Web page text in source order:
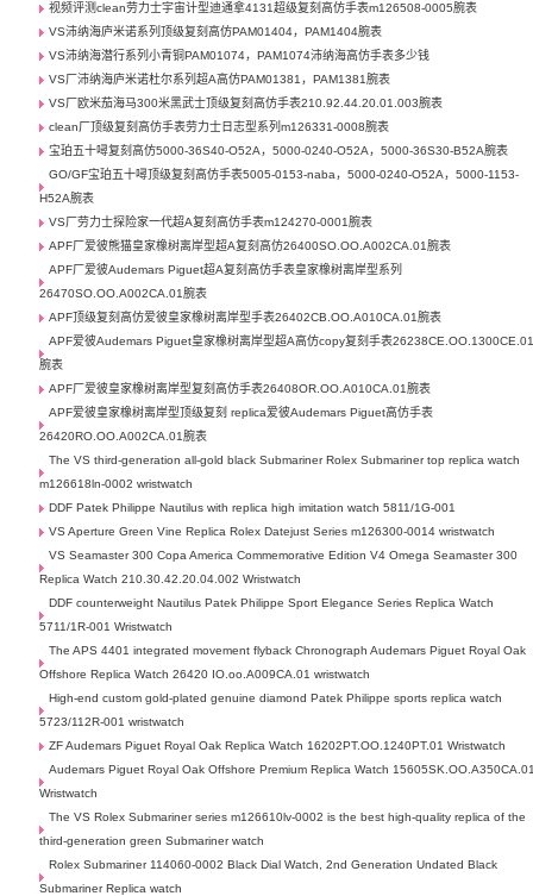
视频评测clean劳力士宇宙计型迪通拿4131超级复刻高仿手表m126508-0005腕表
VS沛纳海庐米诺系列顶级复刻高仿PAM01404，PAM1404腕表
VS沛纳海潜行系列小青铜PAM01074，PAM1074沛纳海高仿手表多少钱
VS厂沛纳海庐米诺杜尔系列超A高仿PAM01381，PAM1381腕表
VS厂欧米茄海马300米黑武士顶级复刻高仿手表210.92.44.20.01.003腕表
clean厂顶级复刻高仿手表劳力士日志型系列m126331-0008腕表
宝珀五十噚复刻高仿5000-36S40-O52A，5000-0240-O52A，5000-36S30-B52A腕表
GO/GF宝珀五十噚顶级复刻高仿手表5005-0153-naba，5000-0240-O52A，5000-1153-
H52A腕表
VS厂劳力士探险家一代超A复刻高仿手表m124270-0001腕表
APF厂爱彼熊猫皇家橡树离岸型超A复刻高仿26400SO.OO.A002CA.01腕表
APF厂爱彼Audemars Piguet超A复刻高仿手表皇家橡树离岸型系列
26470SO.OO.A002CA.01腕表
APF顶级复刻高仿爱彼皇家橡树离岸型手表26402CB.OO.A010CA.01腕表
APF爱彼Audemars Piguet皇家橡树离岸型超A高仿copy复刻手表
腕表
APF厂爱彼皇家橡树离岸型复刻高仿手表26408OR.OO.A010CA.01腕表
APF爱彼皇家橡树离岸型顶级复刻 replica爱彼Audemars Piguet高仿手表
26420RO.OO.A002CA.01腕表
The VS third-generation all-gold black Submariner Rolex Submariner top replica watch
m126618ln-0002 wristwatch
DDF Patek Philippe Nautilus with replica high imitation watch 5811/1G-001
VS Aperture Green Vine Replica Rolex Datejust Series m126300-0014 wristwatch
VS Seamaster 300 Copa America Commemorative Edition V4 Omega Seamaster 300
Replica Watch 210.30.42.20.04.002 Wristwatch
DDF counterweight Nautilus Patek Philippe Sport Elegance Series Replica Watch
5711/1R-001 Wristwatch
The APS 4401 integrated movement flyback Chronograph Audemars Piguet Royal Oak
Offshore Replica Watch 26420 IO.oo.A009CA.01 wristwatch
High-end custom gold-plated genuine diamond Patek Philippe sports replica watch
5723/112R-001 wristwatch
ZF Audemars Piguet Royal Oak Replica Watch 16202PT.OO.1240PT.01 Wristwatch
Audemars Piguet Royal Oak Offshore Premium Replica Watch
Wristwatch
The VS Rolex Submariner series m126610lv-0002 is the best high-quality replica of the
third-generation green Submariner watch
Rolex Submariner 114060-0002 Black Dial Watch, 2nd Generation Undated Black
Submariner Replica watch